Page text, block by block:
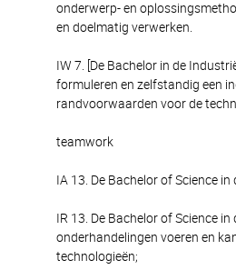
onderwerp- en
en doelmatig verwerken.
IW 7. [De Bachelor in de
formuleren en zelfstandig een
randvoorwaarden voor de
teamwork
IA 13. De Bachelor of Science
IR 13. De Bachelor of Science
onderhandelingen voeren en
technologieën;